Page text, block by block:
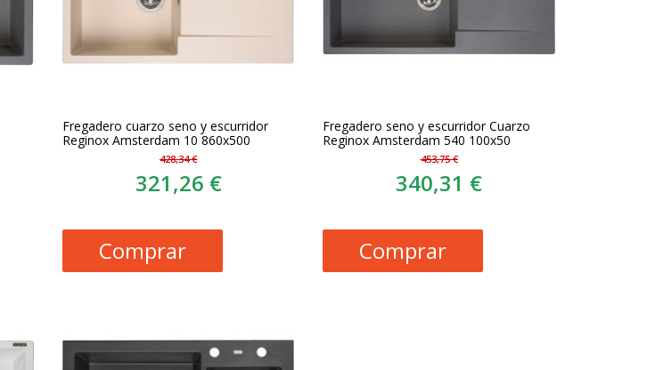
Fregadero cuarzo seno y escurridor
Reginox Amsterdam 10 860x500
428,34 €
321,26 €
Comprar
Fregadero seno y escurridor Cuarzo
Reginox Amsterdam 540 100x50
453,75 €
340,31 €
Comprar